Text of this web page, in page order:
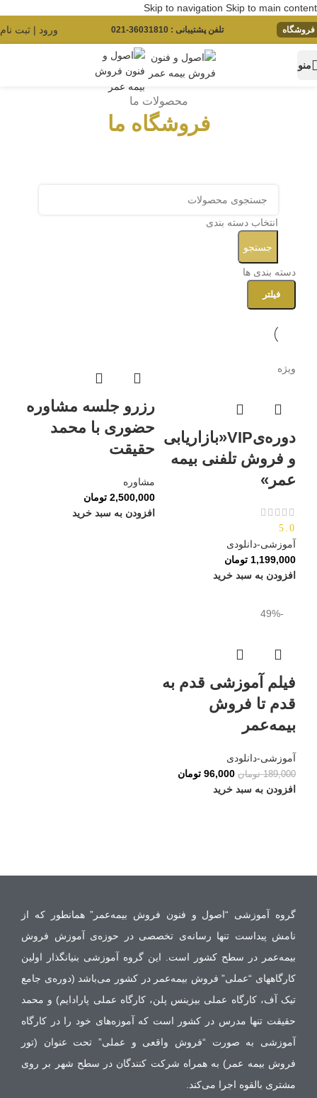
Skip to navigation Skip to main content
فروشگاه تلفن پشتیبانی : 36031810-021 ورود | ثبت نام
منو
محصولات ما
فروشگاه ما
انتخاب دسته بندی
جستجو
دسته بندی ها
فیلتر
ویژه
دوره‌یVIP«بازاریابی
و فروش تلفنی بیمه
عمر»
5.0
آموزشی-دانلودی
1,199,000 تومان
افزودن به سبد خرید
رزرو جلسه مشاوره‌
حضوری با محمد
حقیقت
مشاوره‌
2,500,000 تومان
افزودن به سبد خرید
-49%
فیلم آموزشی قدم به
قدم تا فروش
بیمه‌عمر
آموزشی-دانلودی
189,000 تومان 96,000 تومان
افزودن به سبد خرید
گروه آموزشی “اصول و فنون فروش بیمه‌عمر” همانطور که از
نامش پیداست تنها رسانه‌ی تخصصی در حوزه‌‌ی آموزش فروش
بیمه‌عمر در سطح کشور است. این گروه آموزشی بنیانگذار اولین
کارگاههای “عملی” فروش بیمه‌عمر در کشور می‌باشد (دوره‌ی جامع
تیک آف، کارگاه عملی بیزینس پلن، کارگاه عملی پارادایم) و محمد
حقیقت تنها مدرس در کشور است که آموزه‌های خود را در کارگاه
آموزشی به صورت “فروش واقعی و عملی” تحت عنوان (تور
فروش بیمه عمر) به همراه شرکت کنندگان در سطح شهر بر روی
مشتری بالقوه اجرا می‌کند.